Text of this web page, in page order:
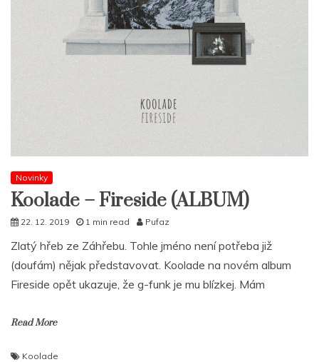
Novinky
Koolade – Fireside (ALBUM)
22. 12. 2019 1 min read Pufaz
Zlatý hřeb ze Záhřebu. Tohle jméno není potřeba již
(doufám) nějak představovat. Koolade na novém album
Fireside opět ukazuje, že g-funk je mu blízkej. Mám
Read More
Koolade